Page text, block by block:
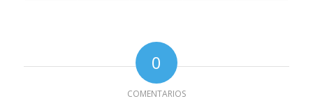
0
COMENTARIOS